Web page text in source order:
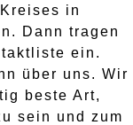
in
Dann tragen
ein.
über uns. Wir
beste Art,
sein und zum